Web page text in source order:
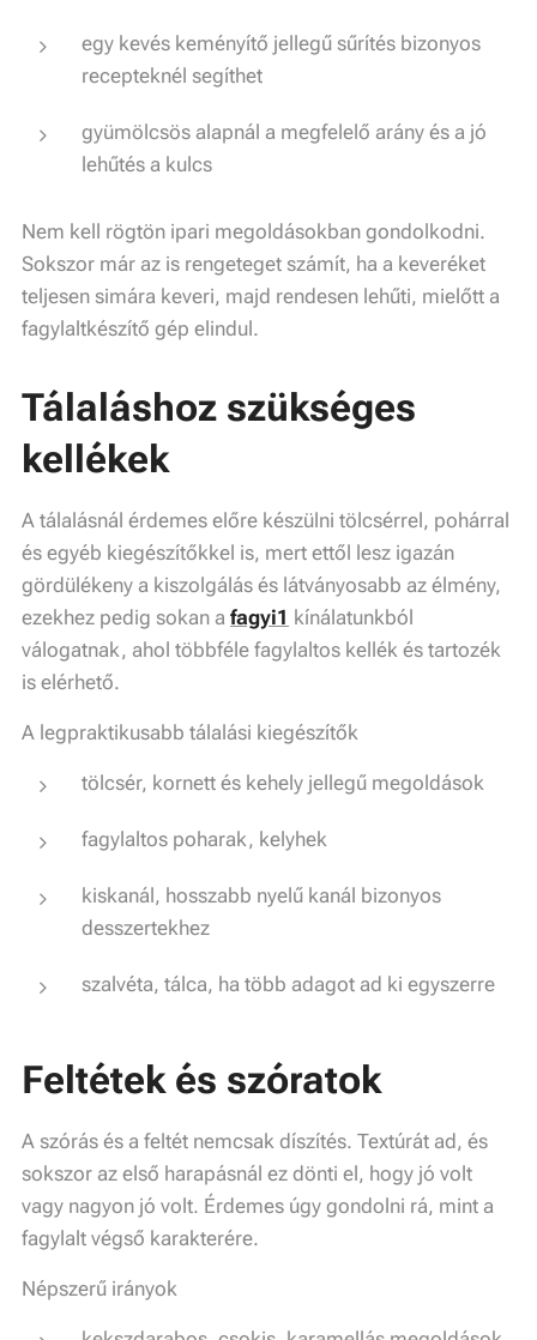
egy kevés keményítő jellegű sűrítés bizonyos
recepteknél segíthet
gyümölcsös alapnál a megfelelő arány és a jó
lehűtés a kulcs
Nem kell rögtön ipari megoldásokban gondolkodni.
Sokszor már az is rengeteget számít, ha a keveréket
teljesen simára keveri, majd rendesen lehűti, mielőtt a
fagylaltkészítő gép elindul.
Tálaláshoz szükséges
kellékek
A tálalásnál érdemes előre készülni tölcsérrel, pohárral
és egyéb kiegészítőkkel is, mert ettől lesz igazán
gördülékeny a kiszolgálás és látványosabb az élmény,
ezekhez pedig sokan a fagyi1 kínálatunkból
válogatnak, ahol többféle fagylaltos kellék és tartozék
is elérhető.
A legpraktikusabb tálalási kiegészítők
tölcsér, kornett és kehely jellegű megoldások
fagylaltos poharak, kelyhek
kiskanál, hosszabb nyelű kanál bizonyos
desszertekhez
szalvéta, tálca, ha több adagot ad ki egyszerre
Feltétek és szóratok
A szórás és a feltét nemcsak díszítés. Textúrát ad, és
sokszor az első harapásnál ez dönti el, hogy jó volt
vagy nagyon jó volt. Érdemes úgy gondolni rá, mint a
fagylalt végső karakterére.
Népszerű irányok